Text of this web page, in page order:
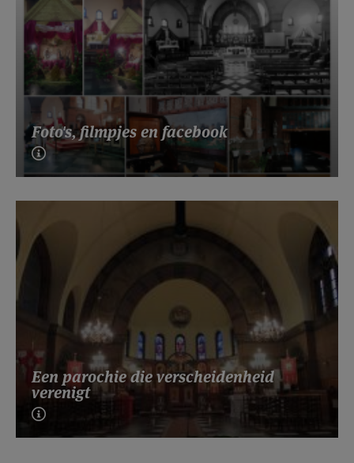
Foto's, filmpjes en facebook
Een parochie die verscheidenheid
verenigt